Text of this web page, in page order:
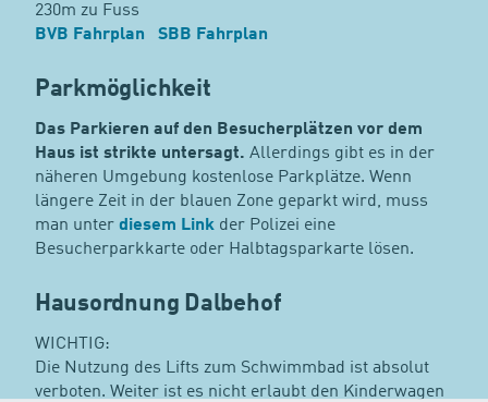
230m zu Fuss
BVB Fahrplan
SBB Fahrplan
Parkmöglichkeit
Das Parkieren auf den Besucherplätzen vor dem
Haus ist strikte untersagt. Allerdings gibt es in der
näheren Umgebung kostenlose Parkplätze. Wenn
längere Zeit in der blauen Zone geparkt wird, muss
man unter diesem Link der Polizei eine
Besucherparkkarte oder Halbtagsparkarte lösen.
Hausordnung Dalbehof
WICHTIG:
Die Nutzung des Lifts zum Schwimmbad ist absolut
verboten. Weiter ist es nicht erlaubt den Kinderwagen